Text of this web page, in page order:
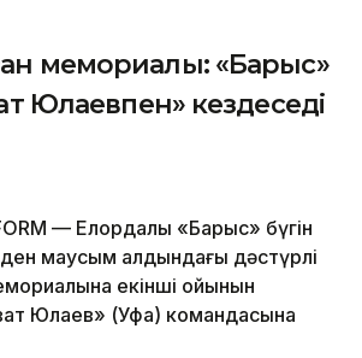
мемориалы: «Барыс»
Юлаевпен» кездеседі
— Елордалық «Барыс» бүгін
маусым алдындағы дәстүрлі
екінші ойынын
Юлаев» (Уфа) командасына